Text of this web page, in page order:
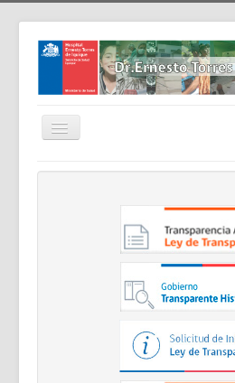
Cambiar
navegación
Home
Trabaja Con Nosotros